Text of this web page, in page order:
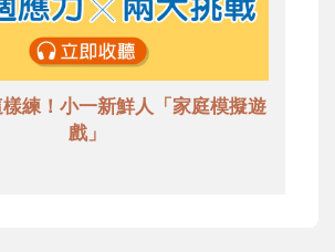
練！小一新鮮人「家庭模擬遊
戲」